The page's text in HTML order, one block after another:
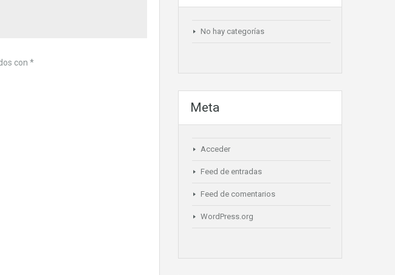
con *
No hay categorías
Meta
Acceder
Feed de entradas
Feed de comentarios
WordPress.org